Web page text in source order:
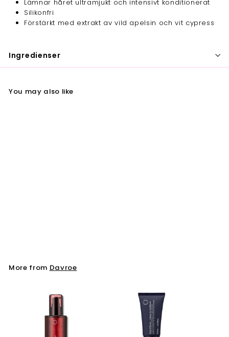
Lämnar håret ultramjukt och intensivt konditionerat
Silikonfri
Förstärkt med extrakt av vild apelsin och vit cypress
Ingredienser
You may also like
More from Davroe